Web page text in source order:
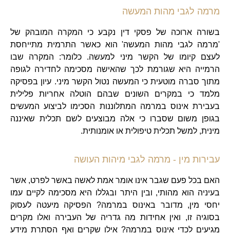
מרמה לגבי מהות המעשה
בשורה ארוכה של פסקי דין נקבע כי המקרה המובהק של
'מרמה לגבי מהות המעשה' הוא כאשר התרמית מתייחסת
לעצם קיומו של הקשר מיני למעשה. כלומר: המקרה שבו
הרמייה היא שגורמת לכך שהאישה מסכימה לחדירה לגופה
מתוך סברה מוטעית כי המעשה נטול הקשר מיני. עיון בפסיקה
מלמד כי במקרים השונים שבהם הוטלה אחריות פלילית
בעבירת אינוס במרמה המתלוננות הסכימו לביצוע המעשים
בגופן משום שסברו כי אלה מבוצעים לשם תכלית שאיננה
מינית, למשל תכלית טיפולית או אומנותית.
עבירות מין - מרמה לגבי מיהות העושה
האם בכל פעם שגבר אינו אומר אמת לאשה באשר לפרט, אשר
בעיניה הוא מהותי, ובין היתר ובגללו היא מסכימה לקיים עמו
יחסי מין, מדובר באינוס במרמה? הפסיקה מיעטה לעסוק
בסוגיה זו, ואין אחידות מה גדריה של העבירה ואלו מקרים
מגיעים לכדי אינוס במרמה? אילו שקרים ואף הסתרת מידע